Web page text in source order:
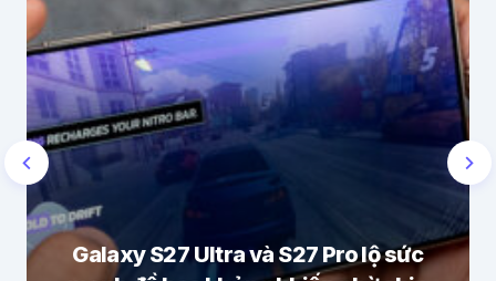
Galaxy S27 Ultra và S27 Pro lộ sức